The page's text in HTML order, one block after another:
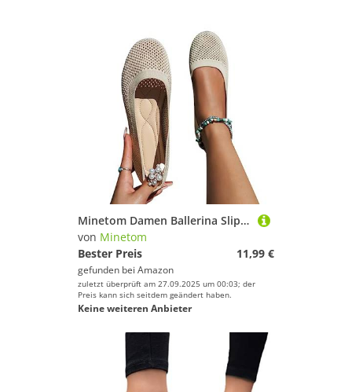
Minetom Damen Ballerina Slip On Schuhe rutschfest Stricken Sneaker Bequem Atmungsaktiv Sommer Sportlich Frauen Flache Schuhe Komfort Flats Schuhe A Beige 40 EU
von Minetom
Bester Preis
11,99 €
gefunden bei Amazon
zuletzt überprüft am 27.09.2025 um 00:03; der
Preis kann sich seitdem geändert haben.
Keine weiteren Anbieter